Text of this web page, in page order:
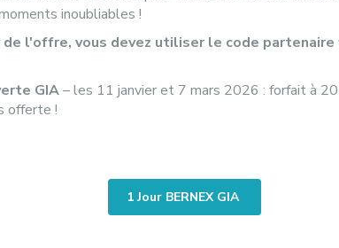
inoubliables !
de l'offre, vous devez utiliser le code
GIA– les 11 janvier et 7 mars 2026 : forfait à 20
offerte !
1 Jour BERNEX GIA